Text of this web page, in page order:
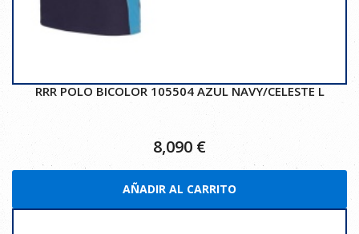
RRR POLO BICOLOR 105504 AZUL NAVY/CELESTE L
8,090 €
AÑADIR AL CARRITO